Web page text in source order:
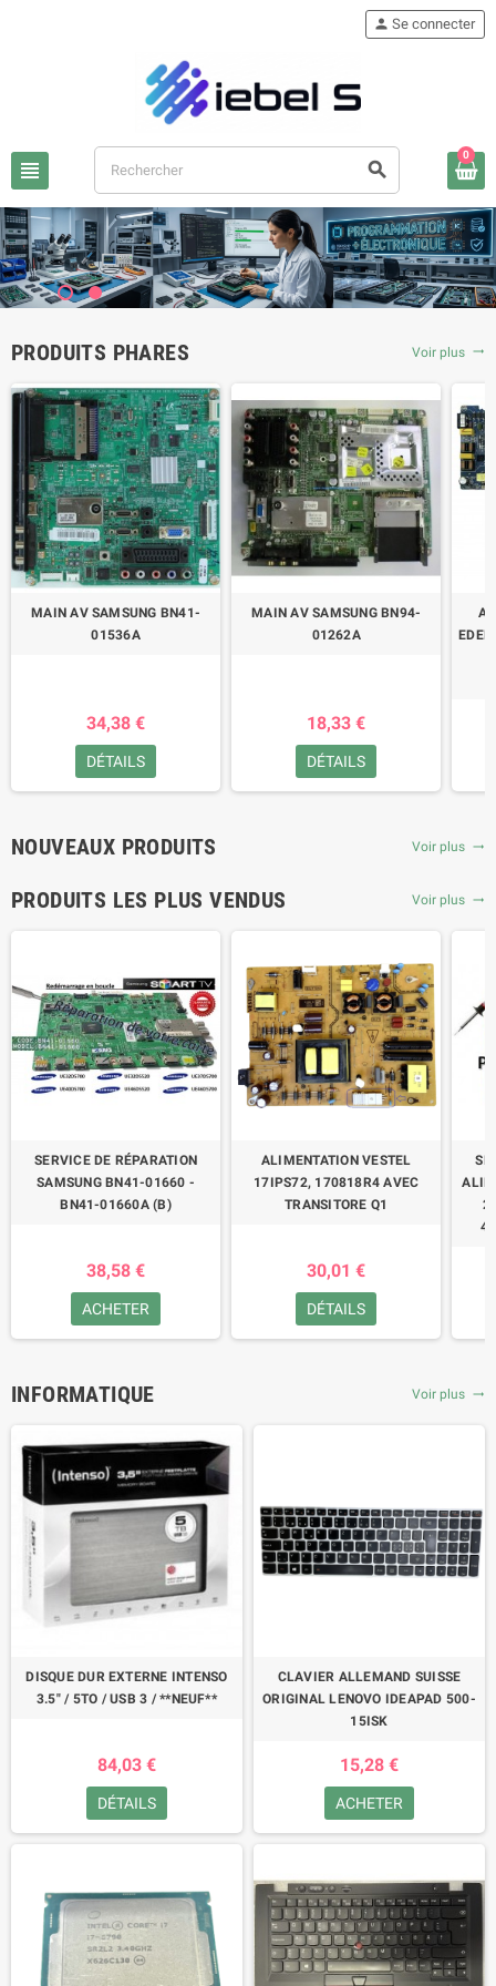
view_headline search
person Se connecter
0
PRODUITS PHARES Voir plus trending_flat
MAIN AV SAMSUNG BN41-
01536A
34,38 €
DÉTAILS
MAIN AV SAMSUNG BN94-
01262A
18,33 €
DÉTAILS
NOUVEAUX PRODUITS Voir plus trending_flat
PRODUITS LES PLUS VENDUS Voir plus trending_flat
SERVICE DE RÉPARATION
SAMSUNG BN41-01660 -
BN41-01660A (B)
38,58 €
ACHETER
ALIMENTATION VESTEL
17IPS72, 170818R4 AVEC
TRANSITORE Q1
30,01 €
DÉTAILS
INFORMATIQUE Voir plus trending_flat
DISQUE DUR EXTERNE INTENSO
3.5" / 5TO / USB 3 / **NEUF**
84,03 €
DÉTAILS
CLAVIER ALLEMAND SUISSE
ORIGINAL LENOVO IDEAPAD 500-
15ISK
15,28 €
ACHETER